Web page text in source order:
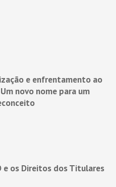
e enfrentamento ao
novo nome para um
e os Direitos dos Titulares